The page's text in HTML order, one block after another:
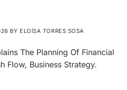
BY ELOÍSA TORRES SOSA